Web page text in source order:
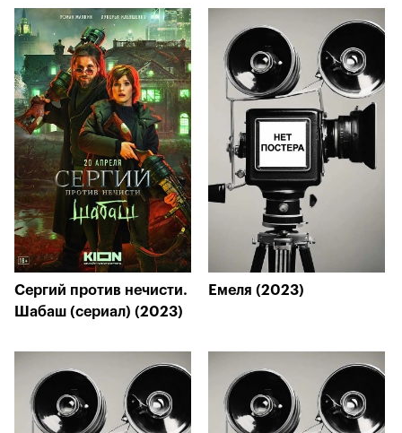
Сергий против нечисти.
Шабаш (сериал) (2023)
Емеля (2023)